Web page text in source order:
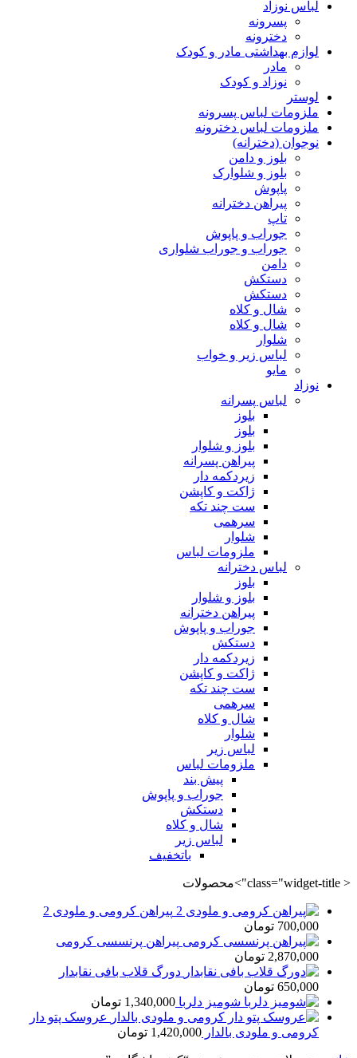
لباس نوزاد
پسرونه
دخترونه
لوازم بهداشتی مادر و کودک
مادر
نوزاد و کودک
لوستر
ملزومات لباس پسرونه
ملزومات لباس دخترونه
نوجوان (دخترانه)
بلوز و دامن
بلوز و شلوارک
پاپوش
پیراهن دخترانه
تاپ
جوراب و پاپوش
جوراب و جوراب شلواری
دامن
دستکش
دستکش
شال و کلاه
شال و کلاه
شلوار
لباس زیر و خواب
مایو
نوزاد
لباس پسرانه
بلوز
بلوز
بلوز و شلوار
پیراهن پسرانه
زیردکمه دار
ژاکت و کاپشن
ست چند تکه
سرهمی
شلوار
ملزومات لباس
لباس دخترانه
بلوز
بلوز و شلوار
پیراهن دخترانه
جوراب و پاپوش
دستکش
زیردکمه دار
ژاکت و کاپشن
ست چند تکه
سرهمی
شال و کلاه
شلوار
لباس زیر
ملزومات لباس
پیش بند
جوراب و پاپوش
دستکش
شال و کلاه
لباس زیر
باتخفیف
< class="widget-title">محصولات
پیراهن کرومی و ملودی 2
700,000 تومان
پیراهن پرنسسی کرومی
2,870,000 تومان
دورگ قلاب بافی نقابدار
650,000 تومان
شومیز دلربا 1,340,000 تومان
عروسک پتو دار
کرومی و ملودی بالدار 1,420,000 تومان